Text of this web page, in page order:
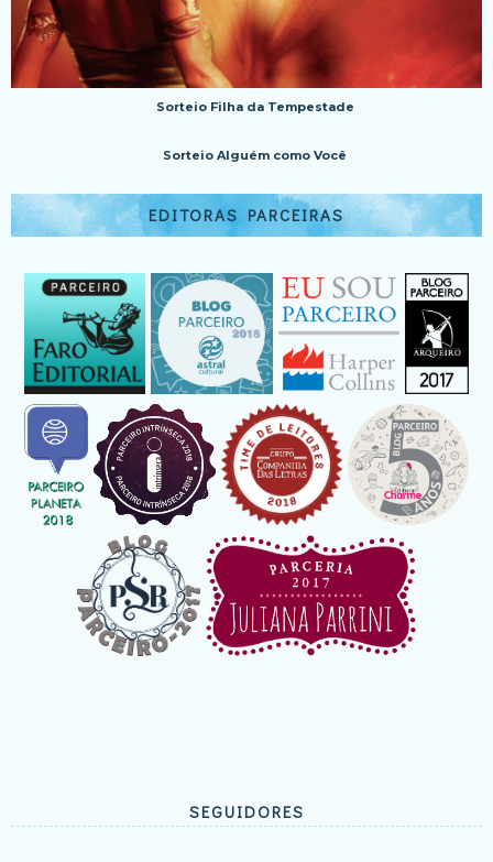
Sorteio Filha da Tempestade
Sorteio Alguém como Você
EDITORAS PARCEIRAS
SEGUIDORES